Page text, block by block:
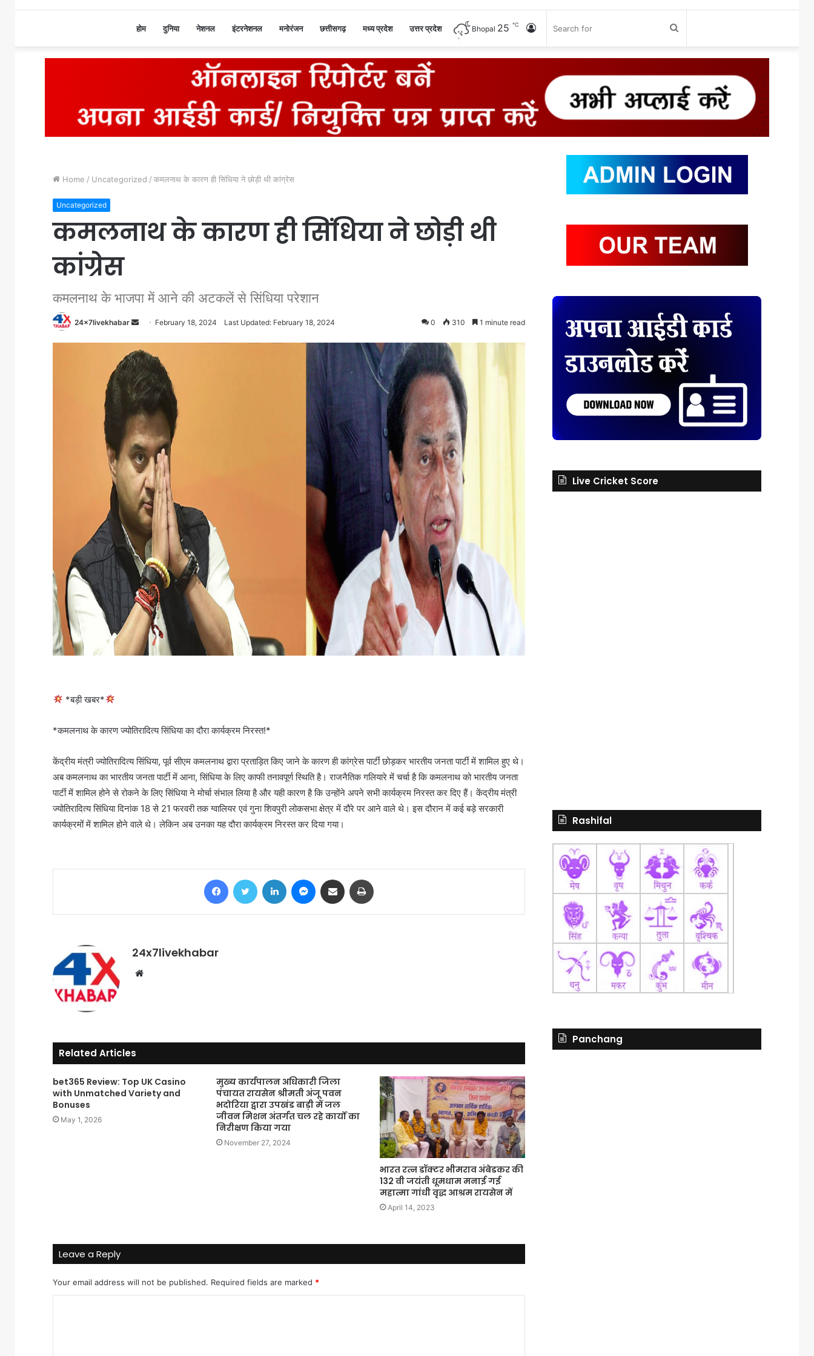
होम दुनिया नेशनल इंटरनेशनल मनोरंजन छत्तीसगढ़ मध्य प्रदेश उत्तर प्रदेश Search
Log
Bhopal 25 ℃
Home / Uncategorized / कमलनाथ के कारण ही सिंधिया ने छोड़ी थी कांग्रेस
Uncategorized
कमलनाथ के कारण ही सिंधिया ने छोड़ी थी
कांग्रेस
कमलनाथ के भाजपा में आने की अटकलें से सिंधिया परेशान
24x7livekhabar
Send
email
February 18, 2024 Last Updated: February 18, 2024 0 310 1 minute read
*बड़ी खबर*
*कमलनाथ के कारण ज्योतिरादित्य सिंधिया का दौरा कार्यक्रम निरस्त!*
केंद्रीय मंत्री ज्योतिरादित्य सिंधिया, पूर्व सीएम कमलनाथ द्वारा प्रताड़ित किए जाने के कारण ही कांग्रेस पार्टी छोड़कर भारतीय जनता पार्टी में शामिल हुए थे।
अब कमलनाथ का भारतीय जनता पार्टी में आना, सिंधिया के लिए काफी तनावपूर्ण स्थिति है। राजनैतिक गलियारे में चर्चा है कि कमलनाथ को भारतीय जनता
पार्टी में शामिल होने से रोकने के लिए सिंधिया ने मोर्चा संभाल लिया है और यही कारण है कि उन्होंने अपने सभी कार्यक्रम निरस्त कर दिए हैं। केंद्रीय मंत्री
ज्योतिरादित्य सिंधिया दिनांक 18 से 21 फरवरी तक ग्वालियर एवं गुना शिवपुरी लोकसभा क्षेत्र में दौरे पर आने वाले थे। इस दौरान में कई बड़े सरकारी
कार्यक्रमों में शामिल होने वाले थे। लेकिन अब उनका यह दौरा कार्यक्रम निरस्त कर दिया गया।
FacebookTwitter LinkedIn Messenger
Share via Email
24x7livekhabar
Website
Related Articles
bet365 Review: Top UK Casino
with Unmatched Variety and
Bonuses
May 1, 2026
मुख्य कार्यपालन अधिकारी जिला
पंचायत रायसेन श्रीमती अंजू पवन
भदोरिया द्वारा उपखंड बाड़ी में जल
जीवन मिशन अंतर्गत चल रहे कार्यों का
निरीक्षण किया गया
November 27, 2024
भारत रत्न डॉक्टर भीमराव अंबेडकर की
132 वी जयंती धूमधाम मनाई गई
महात्मा गांधी वृद्ध आश्रम रायसेन में
April 14, 2023
Leave a Reply
Your email address will not be published. Required fields are marked *
Live Cricket Score
Rashifal
Panchang